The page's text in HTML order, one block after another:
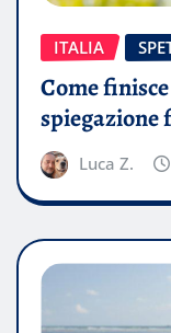
ITALIA
Come
spiegazione
Luca Z.